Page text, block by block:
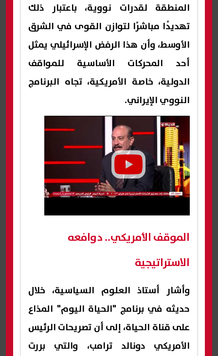
المنطقة لقدرات نووية، باعتبار ذلك
تهديدًا مباشرًا لتوازن القوى في الشرق
الأوسط، وأن هذا الرفض الإسرائيلي يمثل
أحد المحركات الأساسية للمواقف
الدولية، خاصة الأمريكية، تجاه البرنامج
النووي الإيراني.
الموقف الأمريكي.. دوافعه
الاستراتيجية
وأشار أستاذ العلوم السياسية، خلال
حديثه في برنامج "الحياة اليوم" المذاع
على قناة الحياة، إلى أن تصريحات الرئيس
الأمريكي دونالد ترامب، والتي بررت